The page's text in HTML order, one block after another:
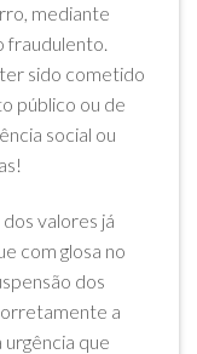
mediante
fraudulento.
sido cometido
público ou de
social ou
valores já
com glosa no
dos
a
urgência que